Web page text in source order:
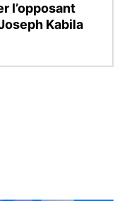
l’opposant
Kabila